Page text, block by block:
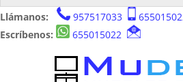
Llámanos: 957517033
Escríbenos:
655015022